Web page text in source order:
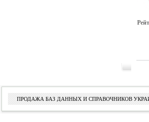
ПРОДАЖА БАЗ ДАННЫХ И СПРАВОЧНИКОВ